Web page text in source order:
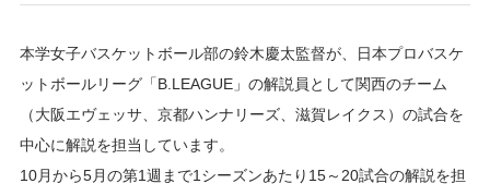
本学女子バスケットボール部の鈴木慶太監督が、日本プロバスケ
ットボールリーグ「B.LEAGUE」の解説員として関西のチーム
（大阪エヴェッサ、京都ハンナリーズ、滋賀レイクス）の試合を
中心に解説を担当しています。
10月から5月の第1週まで1シーズンあたり15～20試合の解説を担